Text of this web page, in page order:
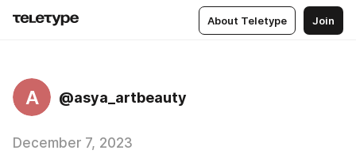
About Teletype Join
A @asya_artbeauty
December 7, 2023